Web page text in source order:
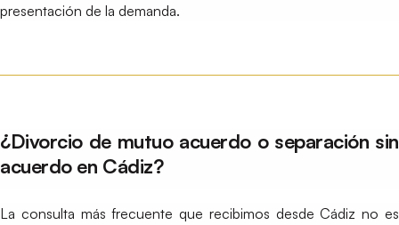
presentación de la demanda.
¿Divorcio de mutuo acuerdo o separación sin
acuerdo en Cádiz?
La consulta más frecuente que recibimos desde Cádiz no es